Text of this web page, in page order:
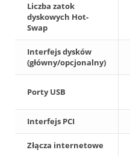
Liczba zatok
dyskowych Hot-
Swap
Interfejs dysków
(główny/opcjonalny)
Porty USB
Interfejs PCI
Złącza internetowe